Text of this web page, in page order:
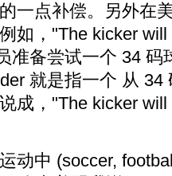
一点补偿。另外在
如，"The kicker
准备尝试一个 34 码
就是指一个 从 34
成，"The kicker
动中 (soccer,